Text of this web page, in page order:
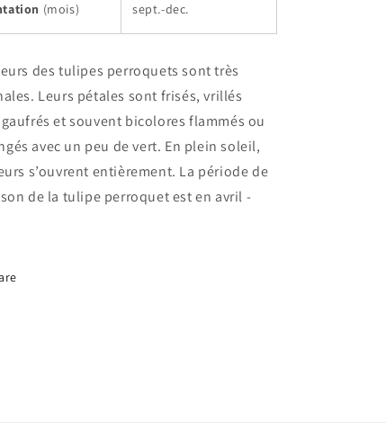
(mois) sept.-dec.
des tulipes perroquets sont très
Leurs pétales sont frisés, vrillés
et souvent bicolores flammés ou
avec un peu de vert. En plein soleil,
s’ouvrent entièrement. La période de
de la tulipe perroquet est en avril -